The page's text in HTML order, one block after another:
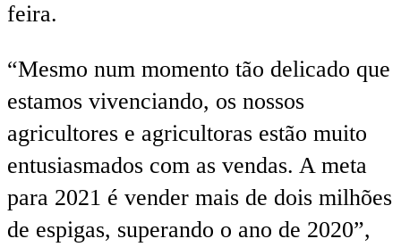
feira.
“Mesmo num momento tão delicado que
estamos vivenciando, os nossos
agricultores e agricultoras estão muito
entusiasmados com as vendas. A meta
para 2021 é vender mais de dois milhões
de espigas, superando o ano de 2020”,